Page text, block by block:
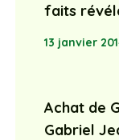
faits
13 janvier
Achat de
Gabriel